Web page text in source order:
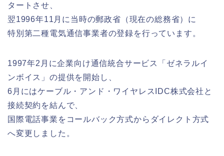
タートさせ、
翌1996年11月に当時の郵政省（現在の総務省）に
特別第二種電気通信事業者の登録を行っています。
1997年2月に企業向け通信統合サービス「ゼネラルイ
ンボイス」の提供を開始し、
6月にはケーブル・アンド・ワイヤレスIDC株式会社と
接続契約を結んで、
国際電話事業をコールバック方式からダイレクト方式
へ変更しました。